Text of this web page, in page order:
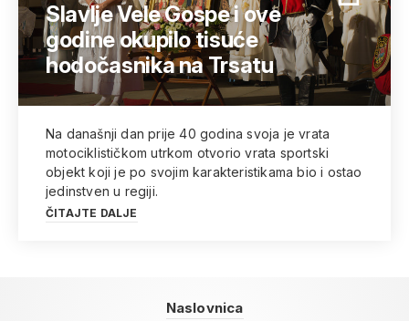
Slavlje Vele Gospe i ove
godine okupilo tisuće
hodočasnika na Trsatu
Na današnji dan prije 40 godina svoja je vrata
motociklističkom utrkom otvorio vrata sportski
objekt koji je po svojim karakteristikama bio i ostao
jedinstven u regiji.
ČITAJTE DALJE
Naslovnica